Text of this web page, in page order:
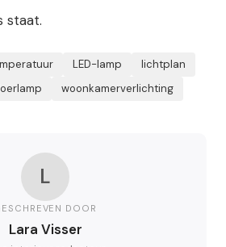
staat.
LED-lamp
lichtplan
woonkamerverlichting
L
DOOR
Lara Visser